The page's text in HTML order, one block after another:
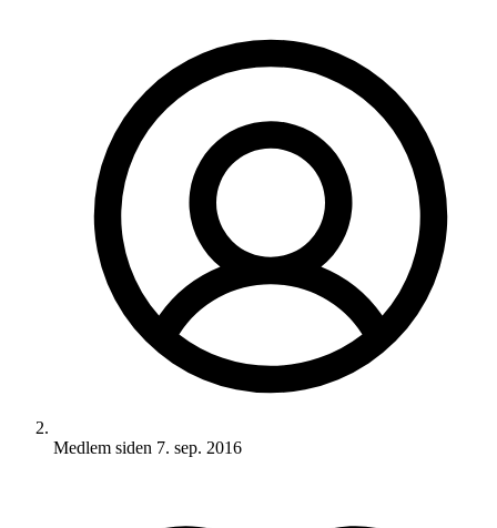
Medlem siden 7. sep. 2016